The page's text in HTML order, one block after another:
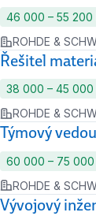
46 000 ‍–‍ 55 200
ROHDE &
Řešitel
38 000 ‍–‍ 45 000
ROHDE &
Týmový
60 000 ‍–‍ 75 000
ROHDE &
Vývojový